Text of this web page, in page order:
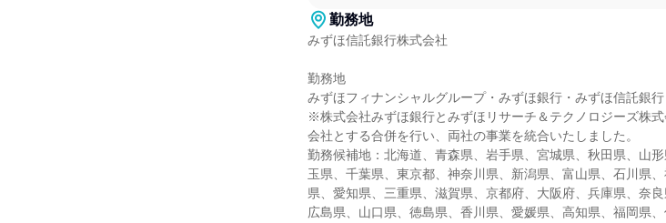
勤務地
みずほ信託銀行株式会社
勤務地
みずほフィナンシャルグループ・みずほ銀行・みずほ信託銀
※株式会社みずほ銀行とみずほリサーチ＆テクノロジーズ株
会社とする合併を行い、両社の事業を統合いたしました。
勤務候補地：北海道、青森県、岩手県、宮城県、秋田県、山
玉県、千葉県、東京都、神奈川県、新潟県、富山県、石川県
県、愛知県、三重県、滋賀県、京都府、大阪府、兵庫県、奈
広島県、山口県、徳島県、香川県、愛媛県、高知県、福岡県